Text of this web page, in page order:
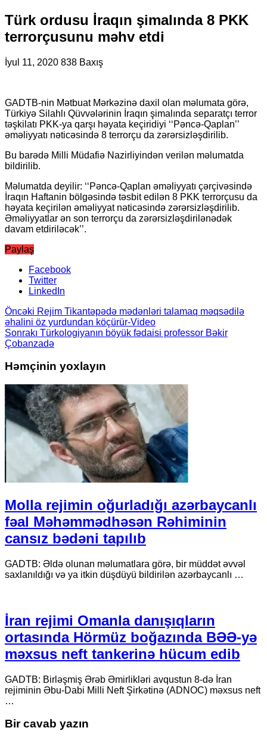
Türk ordusu İraqın şimalında 8 PKK
terrorçusunu məhv etdi
İyul 11, 2020 838 Baxış
GADTB-nin Mətbuat Mərkəzinə daxil olan məlumata görə,
Türkiyǝ Silahlı Qüvvǝlǝrinin İraqın şimalında separatçı terror
tǝşkilatı PKK-ya qarşı hǝyata keçiridiyi ‘‘Pǝncǝ-Qaplan’’
ǝmǝliyyatı nǝticǝsindǝ 8 terrorçu da zǝrǝrsizlǝşdirilib.
Bu barǝdǝ Milli Müdafiǝ Nazirliyindǝn verilǝn mǝlumatda
bildirilib.
Mǝlumatda deyilir: ‘‘Pǝncǝ-Qaplan ǝmǝliyyatı çǝrçivǝsindǝ
İraqın Haftanin bölgǝsindǝ tǝsbit edilǝn 8 PKK terrorçusu da
hǝyata keçirilǝn ǝmǝliyyat nǝticǝsindǝ zǝrǝrsizlǝşdirilib.
Әmǝliyyatlar ǝn son terrorçu da zǝrǝrsizlǝşdirilǝnǝdǝk
davam etdirilǝcǝk’’.
Paylaş
Facebook
Twitter
LinkedIn
Öncəki Rejim Tikantəpədə mədənləri talamaq məqsədilə
əhalini öz yurdundan köçürür-Video
Sonrakı Türkologiyanın böyük fədaisi professor Bəkir
Çobanzadə
Həmçinin yoxlayın
Molla rejimin oğurladığı azərbaycanlı
fəal Məhəmmədhəsən Rəhiminin
cansız bədəni tapılıb
GADTB: Əldə olunan məlumatlara görə, bir müddət əvvəl
saxlanıldığı və ya itkin düşdüyü bildirilən azərbaycanlı …
İran rejimi Omanla danışıqların
ortasında Hörmüz boğazında BƏƏ-yə
məxsus neft tankerinə hücum edib
GADTB: Birləşmiş Ərəb Əmirlikləri avqustun 8-də İran
rejiminin Əbu-Dabi Milli Neft Şirkətinə (ADNOC) məxsus neft
…
Bir cavab yazın